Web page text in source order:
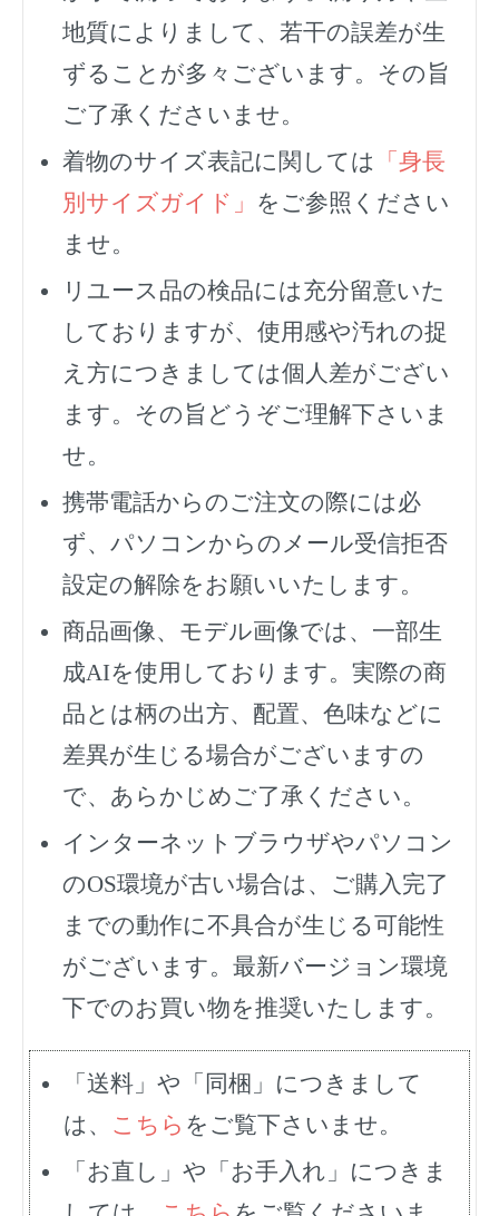
地質によりまして、若干の誤差が生
ずることが多々ございます。その旨
ご了承くださいませ。
着物のサイズ表記に関しては
「身長
別サイズガイド」 をご参照ください
ませ。
リユース品の検品には充分留意いた
しておりますが、使用感や汚れの捉
え方につきましては個人差がござい
ます。その旨どうぞご理解下さいま
せ。
携帯電話からのご注文の際には必
ず、 パソコンからのメール受信拒否
設定の解除をお願いいたします。
商品画像、モデル画像では、一部生
成AIを使用しております。実際の商
品とは柄の出方、配置、色味などに
差異が生じる場合がございますの
で、あらかじめご了承ください。
インターネットブラウザやパソコン
のOS環境が古い場合は、ご購入完了
までの動作に不具合が生じる可能性
がございます。最新バージョン環境
下でのお買い物を推奨いたします。
「送料」や「同梱」につきまして
は、 こちら をご覧下さいませ。
「お直し」や「お手入れ」につきま